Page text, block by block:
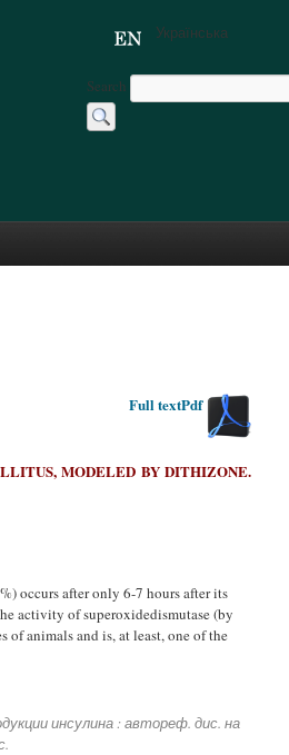
Українська
Search
Full textPdf
MODELED BY DITHIZONE.
occurs after only 6-7 hours after its
activity of superoxidedismutase (by
of animals and is, at least, one of the
инсулина : автореф. дис. на